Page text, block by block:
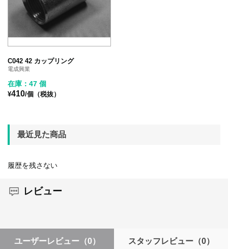
C042 42 カップリング
電成興業
在庫：47 個
¥410/個（税抜）
最近見た商品
履歴を残さない
レビュー
ユーザーレビュー （0） スタッフレビュー（0）